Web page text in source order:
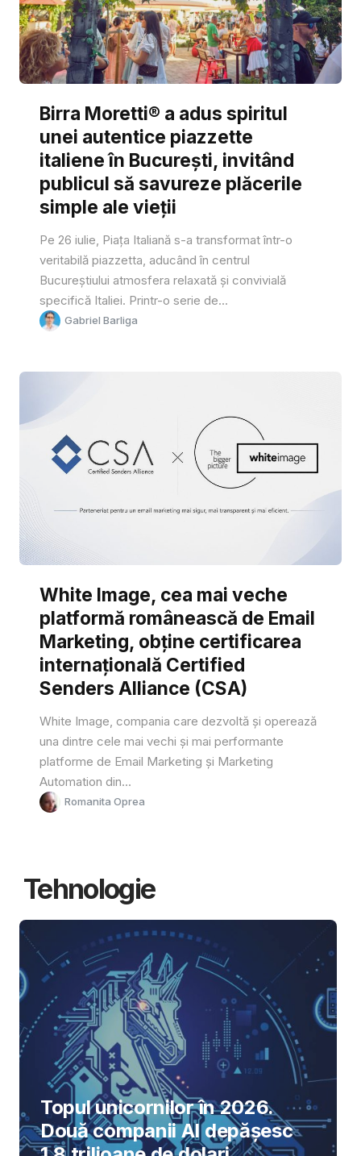
Birra Moretti® a adus spiritul
unei autentice piazzette
italiene în București, invitând
publicul să savureze plăcerile
simple ale vieții
Pe 26 iulie, Piața Italiană s-a transformat într-o
veritabilă piazzetta, aducând în centrul
Bucureștiului atmosfera relaxată și convivială
specifică Italiei. Printr-o serie de...
Gabriel Barliga
White Image, cea mai veche
platformă românească de Email
Marketing, obține certificarea
internațională Certified
Senders Alliance (CSA)
White Image, compania care dezvoltă și operează
una dintre cele mai vechi și mai performante
platforme de Email Marketing și Marketing
Automation din...
Romanita Oprea
Tehnologie
Topul unicornilor în 2026.
Două companii AI depășesc